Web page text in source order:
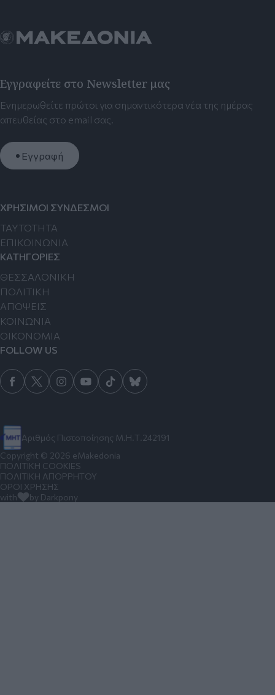
Εγγραφείτε στο Newsletter μας
Ενημερωθείτε πρώτοι για σημαντικότερα νέα της ημέρας
απευθείας στο email σας.
Εγγραφή
Αριθμός Πιστοποίησης Μ.Η.Τ.242191
ΧΡΗΣΙΜΟΙ ΣΥΝΔΕΣΜΟΙ
TAYTOTHTA
ΕΠΙΚΟΙΝΩΝΙΑ
ΚΑΤΗΓΟΡΙΕΣ
ΘΕΣΣΑΛΟΝΙΚΗ
ΠΟΛΙΤΙΚΗ
ΑΠΟΨΕΙΣ
ΚΟΙΝΩΝΙΑ
ΟΙΚΟΝΟΜΙΑ
FOLLOW US
Copyright © 2026 eMakedonia
ΠΟΛΙΤΙΚΗ COOKIES
ΠΟΛΙΤΙΚΗ ΑΠΟΡΡΗΤΟΥ
ΟΡΟΙ ΧΡΗΣΗΣ
with
by Darkpony